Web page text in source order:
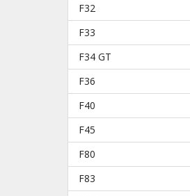
F32
F33
F34 GT
F36
F40
F45
F80
F83